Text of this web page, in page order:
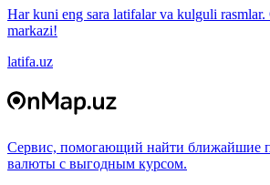
Har kuni eng sara latifalar va kulguli
markazi!
latifa.uz
Сервис, помогающий найти ближайшие
валюты с выгодным курсом.